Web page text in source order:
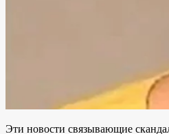
Эти новости связывающие